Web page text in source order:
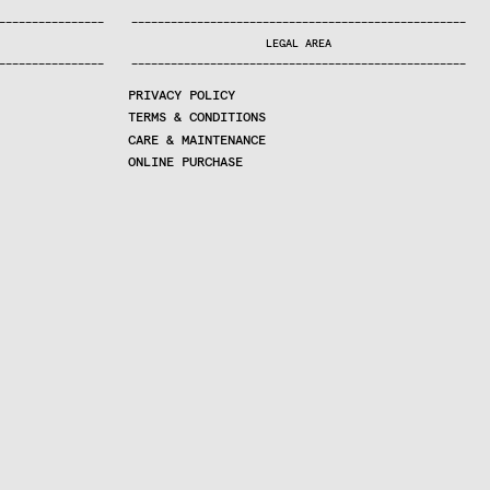
———————————————
———————————————
———————————————————————————————————————————————————
LEGAL AREA
———————————————————————————————————————————————————
PRIVACY POLICY
TERMS & CONDITIONS
CARE & MAINTENANCE
ONLINE PURCHASE